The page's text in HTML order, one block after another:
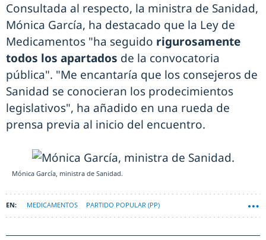
Consultada al respecto, la ministra de Sanidad,
Mónica García, ha destacado que la Ley de
Medicamentos "ha seguido rigurosamente
todos los apartados de la convocatoria
pública". "Me encantaría que los consejeros de
Sanidad se conocieran los prodecimientos
legislativos", ha añadido en una rueda de
prensa previa al inicio del encuentro.
Mónica García, ministra de Sanidad.
MEDICAMENTOS PARTIDO POPULAR (PP)